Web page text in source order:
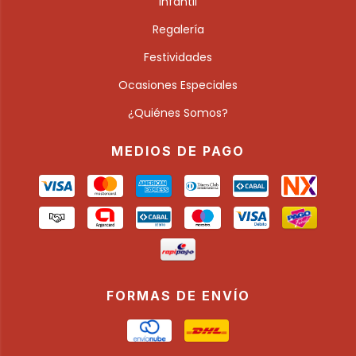
Regalería
Festividades
Ocasiones Especiales
¿Quiénes Somos?
MEDIOS DE PAGO
FORMAS DE ENVÍO